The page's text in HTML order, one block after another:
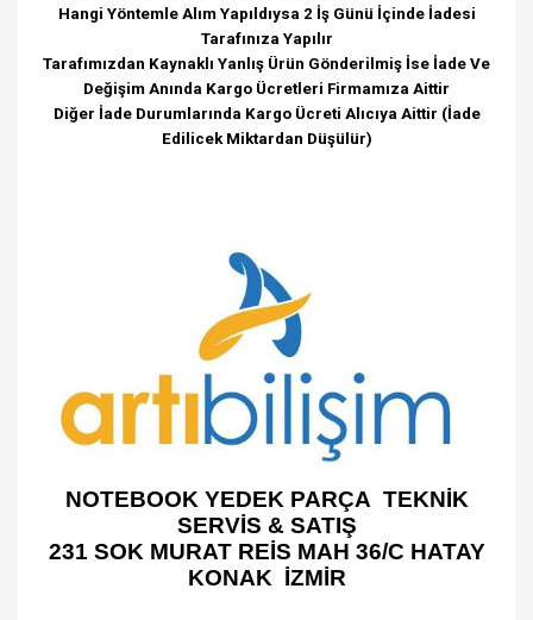
Hangi Yöntemle Alım Yapıldıysa 2 İş Günü İçinde İadesi
Tarafınıza Yapılır
Tarafımızdan Kaynaklı Yanlış Ürün Gönderilmiş İse İade Ve
Değişim Anında Kargo Ücretleri Firmamıza Aittir
Diğer İade Durumlarında Kargo Ücreti Alıcıya Aittir (İade
Edilicek Miktardan Düşülür)
NOTEBOOK YEDEK PARÇA TEKNİK
SERVİS & SATIŞ
231 SOK MURAT REİS MAH 36/C HATAY
KONAK İZMİR